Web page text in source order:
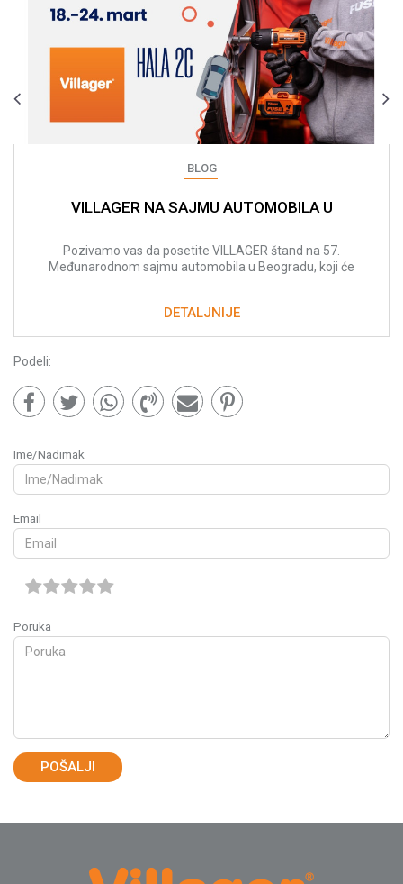
BLOG
VILLAGER NA SAJMU AUTOMOBILA U
VOZILIMA
Pozivamo vas da posetite VILLAGER štand na 57.
Međunarodnom sajmu automobila u Beogradu, koji će
DETALJNIJE
Podeli:
Ime/Nadimak
Email
Poruka
POŠALJI